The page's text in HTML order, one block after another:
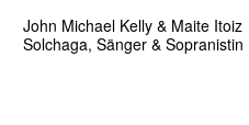
John Michael Kelly & Maite Itoiz
Solchaga, Sänger & Sopranistin